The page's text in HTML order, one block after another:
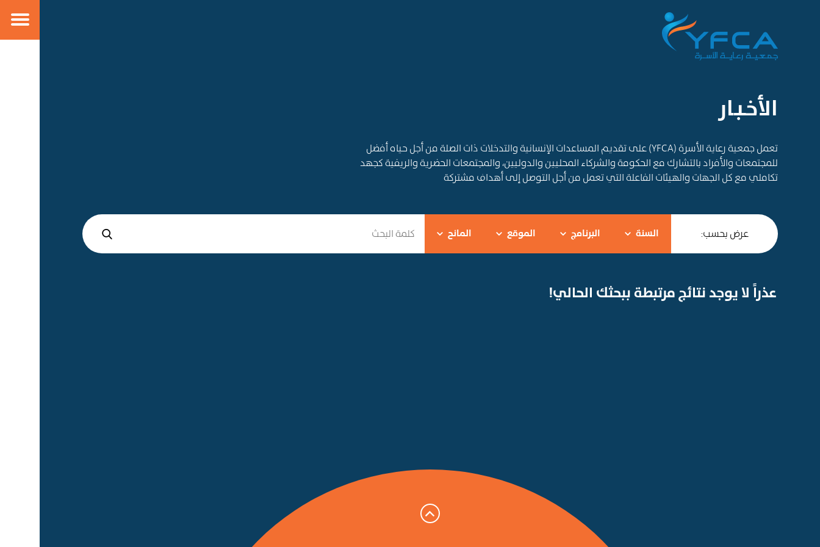
الأخـبـار
تعمل جمعية رعاية الأسرة (YFCA) على تقديم المساعدات الإنسانية والتدخلات ذات الصلة من أجل حياه أفضل
للمجتمعات والأفراد بالتشارك مع الحكومة والشركاء المحليين والدوليين، والمجتمعات الحضرية والريفية كجهد
تكاملي مع كل الجهات والهيئات الفاعلة التي تعمل من أجل التوصل إلى أهداف مشتركة
عرض بحسب: السنة البرنامج الموقع المانح
عذراً لا يوجد نتائج مرتبطة ببحثك الحالي!